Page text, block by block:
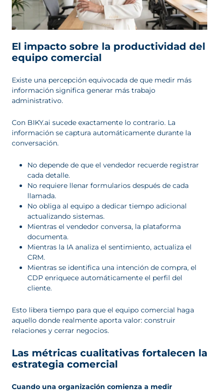
El impacto sobre la productividad del
equipo comercial
Existe una percepción equivocada de que medir más
información significa generar más trabajo
administrativo.
Con BIKY.ai sucede exactamente lo contrario. La
información se captura automáticamente durante la
conversación.
No depende de que el vendedor recuerde registrar
cada detalle.
No requiere llenar formularios después de cada
llamada.
No obliga al equipo a dedicar tiempo adicional
actualizando sistemas.
Mientras el vendedor conversa, la plataforma
documenta.
Mientras la IA analiza el sentimiento, actualiza el
CRM.
Mientras se identifica una intención de compra, el
CDP enriquece automáticamente el perfil del
cliente.
Esto libera tiempo para que el equipo comercial haga
aquello donde realmente aporta valor: construir
relaciones y cerrar negocios.
Las métricas cualitativas fortalecen la
estrategia comercial
Cuando una organización comienza a medir